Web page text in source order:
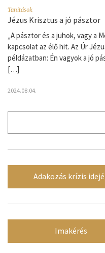
Tanítások
Jézus Krisztus a jó pásztor
„A pásztor és a juhok, vagy a
kapcsolat az élő hit. Az Úr
példázatban: Én vagyok a jó
[…]
2024.08.04.
Adakozás krízis
Imakérés